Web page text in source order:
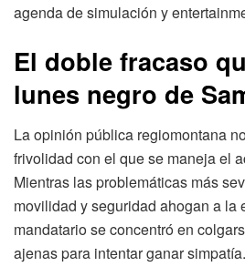
agenda de simulación y
El doble fracaso
lunes negro de
La opinión pública regiomontana
frivolidad con el que se maneja el
Mientras las problemáticas más
movilidad y seguridad ahogan a la
mandatario se concentró en
ajenas para intentar ganar simpatía.